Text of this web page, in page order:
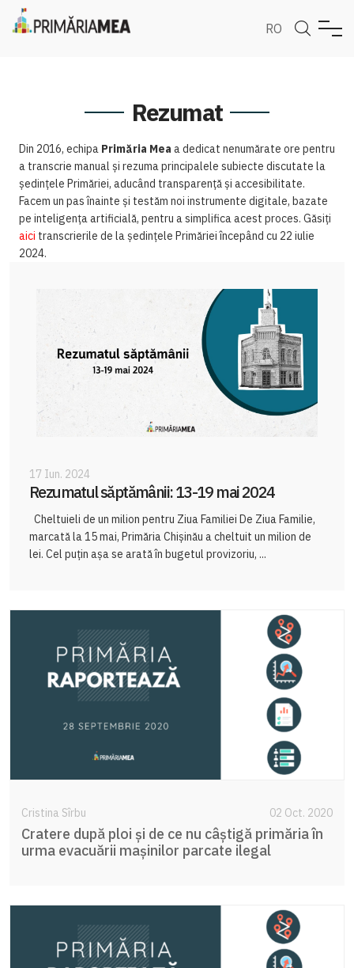
RO
Rezumat
Din 2016, echipa Primăria Mea a dedicat nenumărate ore pentru
a transcrie manual și rezuma principalele subiecte discutate la
ședințele Primăriei, aducând transparență și accesibilitate.
Facem un pas înainte și testăm noi instrumente digitale, bazate
pe inteligența artificială, pentru a simplifica acest proces. Găsiți
aici transcrierile de la ședințele Primăriei începând cu 22 iulie
2024.
17 Iun. 2024
Rezumatul săptămânii: 13-19 mai 2024
Cheltuieli de un milion pentru Ziua Familiei De Ziua Familie,
marcată la 15 mai, Primăria Chișinău a cheltuit un milion de
lei. Cel puțin așa se arată în bugetul provizoriu, ...
Cristina Sîrbu 02 Oct. 2020
Cratere după ploi și de ce nu câștigă primăria în
urma evacuării mașinilor parcate ilegal